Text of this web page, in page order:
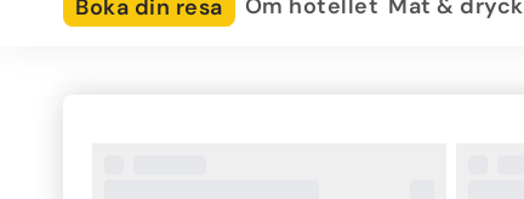
Boka din resa